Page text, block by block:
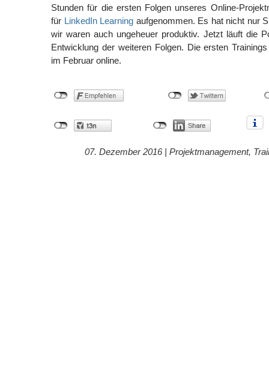
Stunden für die ersten Folgen unseres Online-
für LinkedIn Learning aufgenommen. Es hat nicht nur
wir waren auch ungeheuer produktiv. Jetzt läuft die
Entwicklung der weiteren Folgen. Die ersten
im Februar online.
07. Dezember 2016 | Projektmanagement,